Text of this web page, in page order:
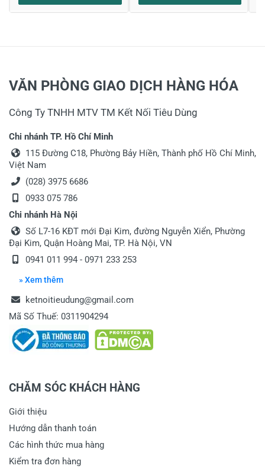
VĂN PHÒNG GIAO DỊCH HÀNG HÓA
Công Ty TNHH MTV TM Kết Nối Tiêu Dùng
Chi nhánh TP. Hồ Chí Minh
115 Đường C18, Phường Bảy Hiền, Thành phố Hồ Chí Minh,
Việt Nam
(028) 3975 6686
0933 075 786
Chi nhánh Hà Nội
Số L7-16 KĐT mới Đại Kim, đường Nguyễn Xiển, Phường
Đại Kim, Quận Hoàng Mai, TP. Hà Nội, VN
0941 011 994 - 0971 233 253
» Xem thêm
ketnoitieudung@gmail.com
Mã Số Thuế: 0311904294
CHĂM SÓC KHÁCH HÀNG
Giới thiệu
Hướng dẫn thanh toán
Các hình thức mua hàng
Kiểm tra đơn hàng